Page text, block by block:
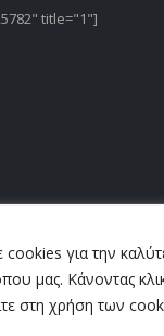
για την
μας. Κάνοντας
στη χρήση των
title="1"]